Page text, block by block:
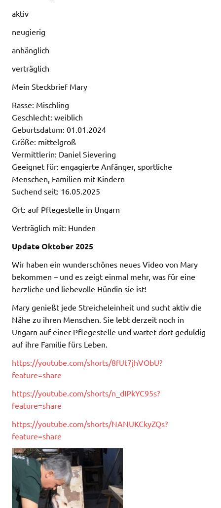
aktiv
neugierig
anhänglich
verträglich
Mein Steckbrief Mary
Rasse: Mischling
Geschlecht: weiblich
Geburtsdatum: 01.01.2024
Größe: mittelgroß
Vermittlerin: Daniel Sievering
Geeignet für: engagierte Anfänger, sportliche
Menschen, Familien mit Kindern
Suchend seit: 16.05.2025
Ort: auf Pflegestelle in Ungarn
Verträglich mit: Hunden
Update Oktober 2025
Wir haben ein wunderschönes neues Video von Mary
bekommen – und es zeigt einmal mehr, was für eine
herzliche und liebevolle Hündin sie ist!
Mary genießt jede Streicheleinheit und sucht aktiv die
Nähe zu ihren Menschen. Sie lebt derzeit noch in
Ungarn auf einer Pflegestelle und wartet dort geduldig
auf ihre Familie fürs Leben.
https://youtube.com/shorts/8fUt7jhVObU?
feature=share
https://youtube.com/shorts/n_dIPkYC95s?
feature=share
https://youtube.com/shorts/NANUKCkyZQs?
feature=share